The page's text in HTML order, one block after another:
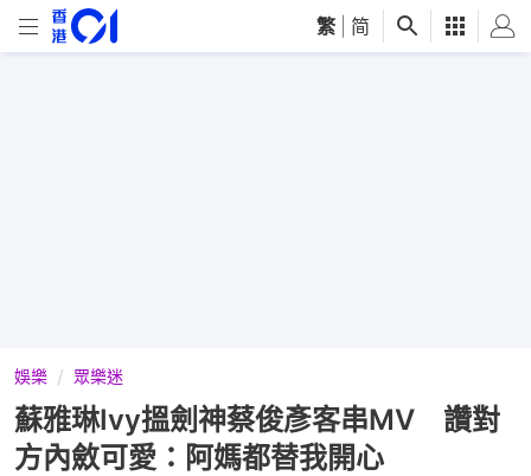
繁 简
娛樂 眾樂迷
蘇雅琳Ivy搵劍神蔡俊彥客串MV 讚對
方內斂可愛：阿媽都替我開心